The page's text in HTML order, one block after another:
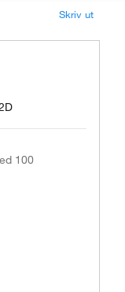
Skriv ut
100